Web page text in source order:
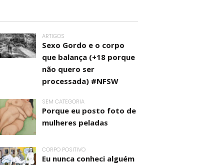
ARTIGOS
Sexo Gordo e o corpo
que balança (+18 porque
não quero ser
processada) #NFSW
SEM CATEGORIA
Porque eu posto foto de
mulheres peladas
CORPO POSITIVO
Eu nunca conheci alguém